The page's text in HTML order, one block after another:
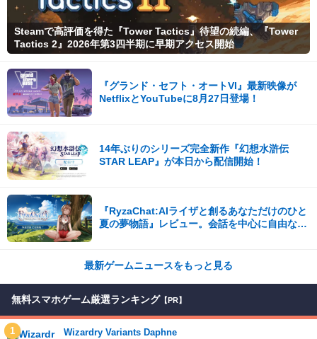
Steamで高評価を得た『Tower Tactics』待望の続編、『Tower
Tactics 2』2026年第3四半期に早期アクセス開始
『グランド・セフト・オートVI』最新映像が
NetflixとYouTubeに8月27日登場！
14年ぶりのシリーズ完全新作『幻想水滸伝
STAR LEAP』が本日から配信開始！
『RyzaChat:AIライザと創るあなただけのひと
夏の夢物語』レビュー。会話を中心に自由な冒
最新ゲームニュースをもっと見る
無料スマホゲーム厳選ランキング 【PR】
1 Wizardry Variants Daphne